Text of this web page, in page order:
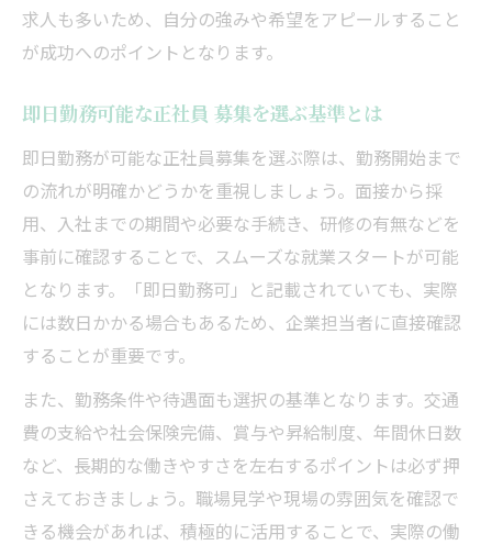
求人も多いため、自分の強みや希望をアピールすること
が成功へのポイントとなります。
即日勤務可能な正社員 募集を選ぶ基準とは
即日勤務が可能な正社員募集を選ぶ際は、勤務開始まで
の流れが明確かどうかを重視しましょう。面接から採
用、入社までの期間や必要な手続き、研修の有無などを
事前に確認することで、スムーズな就業スタートが可能
となります。「即日勤務可」と記載されていても、実際
には数日かかる場合もあるため、企業担当者に直接確認
することが重要です。
また、勤務条件や待遇面も選択の基準となります。交通
費の支給や社会保険完備、賞与や昇給制度、年間休日数
など、長期的な働きやすさを左右するポイントは必ず押
さえておきましょう。職場見学や現場の雰囲気を確認で
きる機会があれば、積極的に活用することで、実際の働